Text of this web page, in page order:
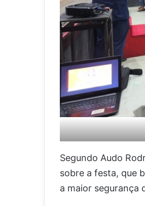
Segundo Audo
sobre a festa, que
a maior segurança